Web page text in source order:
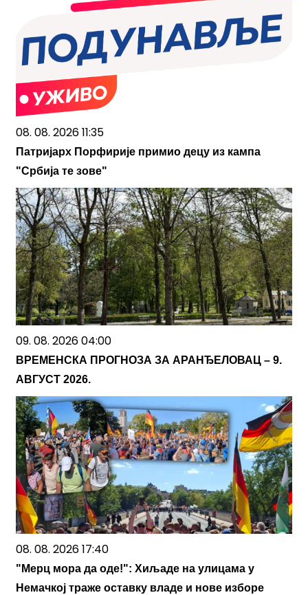
08. 08. 2026 11:35
Патријарх Порфирије примио децу из кампа
"Србија те зове"
09. 08. 2026 04:00
ВРЕМЕНСКА ПРОГНОЗА ЗА АРАНЂЕЛОВАЦ – 9.
АВГУСТ 2026.
08. 08. 2026 17:40
"Мерц мора да оде!": Хиљаде на улицама у
Немачкој траже оставку владе и нове изборе